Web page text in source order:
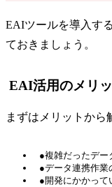
EAIツールを導入す
ておきましょう。
EAI活用のメリ
まずはメリットから
●複雑だったデー
●データ連携作業
●開発にかかって